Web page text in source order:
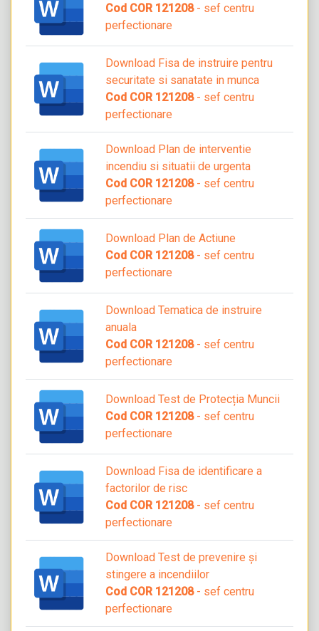
Cod COR 121208- sef centru
perfectionare
Download Fisa de instruire pentru
securitate si sanatate in munca
Cod COR 121208- sef centru
perfectionare
Download Plan de interventie
incendiu si situatii de urgenta
Cod COR 121208- sef centru
perfectionare
Download Plan de Actiune
Cod COR 121208- sef centru
perfectionare
Download Tematica de instruire
anuala
Cod COR 121208- sef centru
perfectionare
Download Test de Protecția Muncii
Cod COR 121208- sef centru
perfectionare
Download Fisa de identificare a
factorilor de risc
Cod COR 121208- sef centru
perfectionare
Download Test de prevenire și
stingere a incendiilor
Cod COR 121208- sef centru
perfectionare